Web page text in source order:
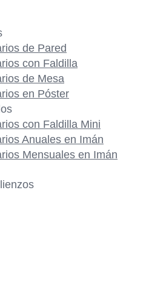
de Pared
con Faldilla
de Mesa
en Póster
con Faldilla Mini
Anuales en Imán
Mensuales en Imán